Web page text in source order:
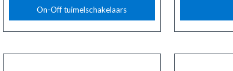
On-Off tuimelschakelaars